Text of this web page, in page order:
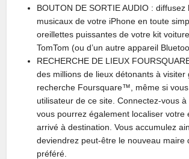
BOUTON DE SORTIE AUDIO : diffusez
musicaux de votre iPhone en toute
oreillettes puissantes de votre kit
TomTom (ou d’un autre appareil
RECHERCHE DE LIEUX
des millions de lieux détonants à visiter
recherche Foursquare™, même si vous
utilisateur de ce site. Connectez-vous
vous pourrez également localiser votre
arrivé à destination. Vous accumulez
deviendrez peut-être le nouveau maire
préféré.